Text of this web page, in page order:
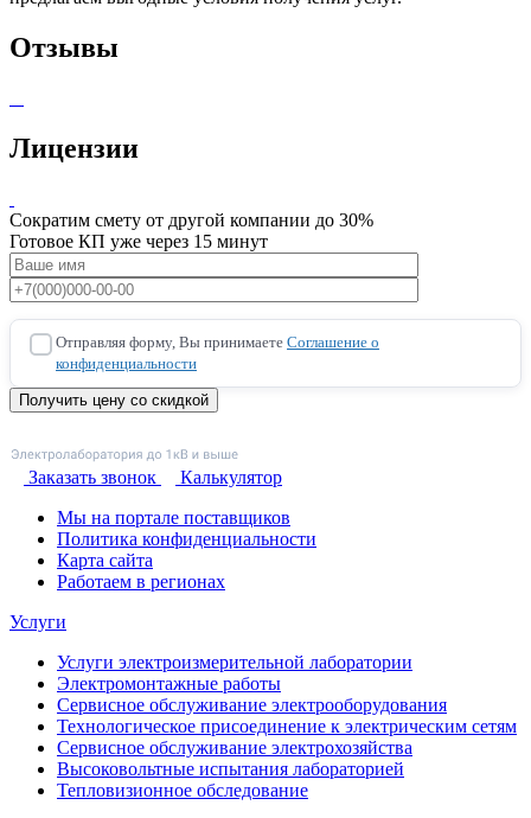
Отзывы
Лицензии
Сократим смету от другой компании до 30%
Готовое КП уже через 15 минут
Отправляя форму, Вы принимаете Соглашение о
конфиденциальности
Заказать звонок
Калькулятор
Мы на портале поставщиков
Политика конфиденциальности
Карта сайта
Работаем в регионах
Услуги
Услуги электроизмерительной лаборатории
Электромонтажные работы
Сервисное обслуживание электрооборудования
Технологическое присоединение к электрическим сетям
Сервисное обслуживание электрохозяйства
Высоковольтные испытания лабораторией
Тепловизионное обследование